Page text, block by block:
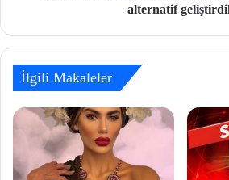
alternatif
İlgili Makaleler